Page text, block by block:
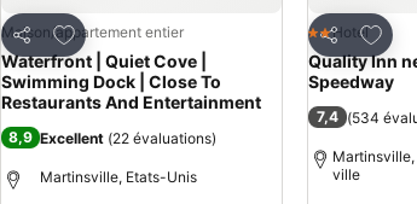
Partager
Ajouter à mes favoris
Maison/appartement entier
Waterfront | Quiet Cove |
Swimming Dock | Close To
Restaurants And Entertainment
8,9 Excellent (22 évaluations)
Martinsville, Etats-Unis
Partager
2 Étoiles
Hotel
Quality Inn
Speedway
7,4 (534
ville